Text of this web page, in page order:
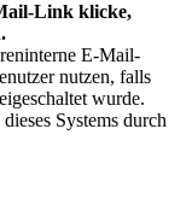
Link klicke,
E-Mail-
nutzen, falls
wurde.
Systems durch